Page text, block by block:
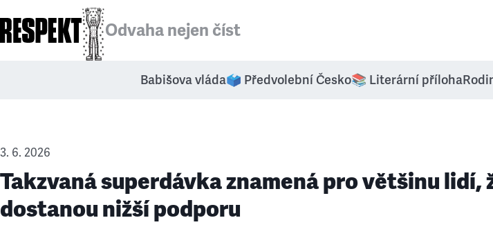
Odvaha nejen číst
Babišova vláda🗳️ Předvolební Česko📚 Literární příloha
3. 6. 2026
Takzvaná superdávka znamená pro většinu lidí,
dostanou nižší podporu